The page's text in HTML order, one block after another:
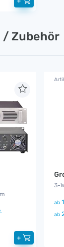
/ Zubehör
+
3-
ab
ab